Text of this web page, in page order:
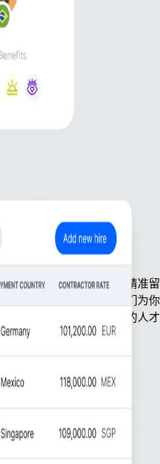
管理全球团队。无论是精准留
各地法规合规要求，我们为你
。企业可专注于最重要的人才
扩张的基础事务。
同工团队。